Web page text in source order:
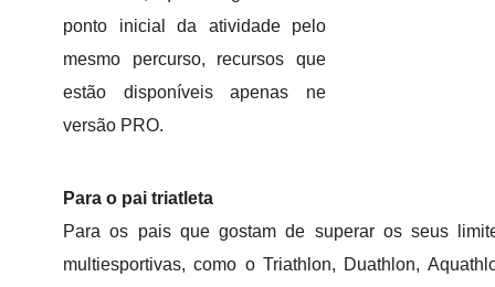
ponto inicial da atividade pelo
mesmo percurso, recursos que
estão disponíveis apenas ne
versão PRO.
Para o pai triatleta
Para os pais que gostam de superar os seus
multiesportivas, como o Triathlon, Duathlon,